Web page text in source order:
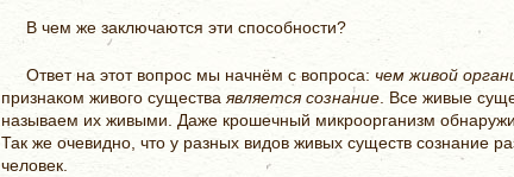
В чем же заключаются эти способности?
Ответ на этот вопрос мы начнём с вопроса: чем живой
признаком живого существа является сознание . Все живые
называем их живыми. Даже крошечный микроорганизм
Так же очевидно, что у разных видов живых существ сознание
человек.